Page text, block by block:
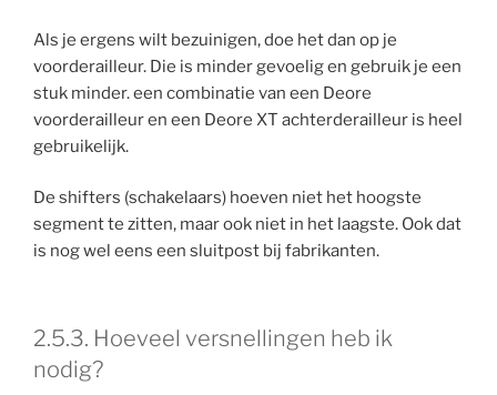
Als je ergens wilt bezuinigen, doe het dan op je
voorderailleur. Die is minder gevoelig en gebruik je een
stuk minder. een combinatie van een Deore
voorderailleur en een Deore XT achterderailleur is heel
gebruikelijk.
De shifters (schakelaars) hoeven niet het hoogste
segment te zitten, maar ook niet in het laagste. Ook dat
is nog wel eens een sluitpost bij fabrikanten.
2.5.3. Hoeveel versnellingen heb ik
nodig?